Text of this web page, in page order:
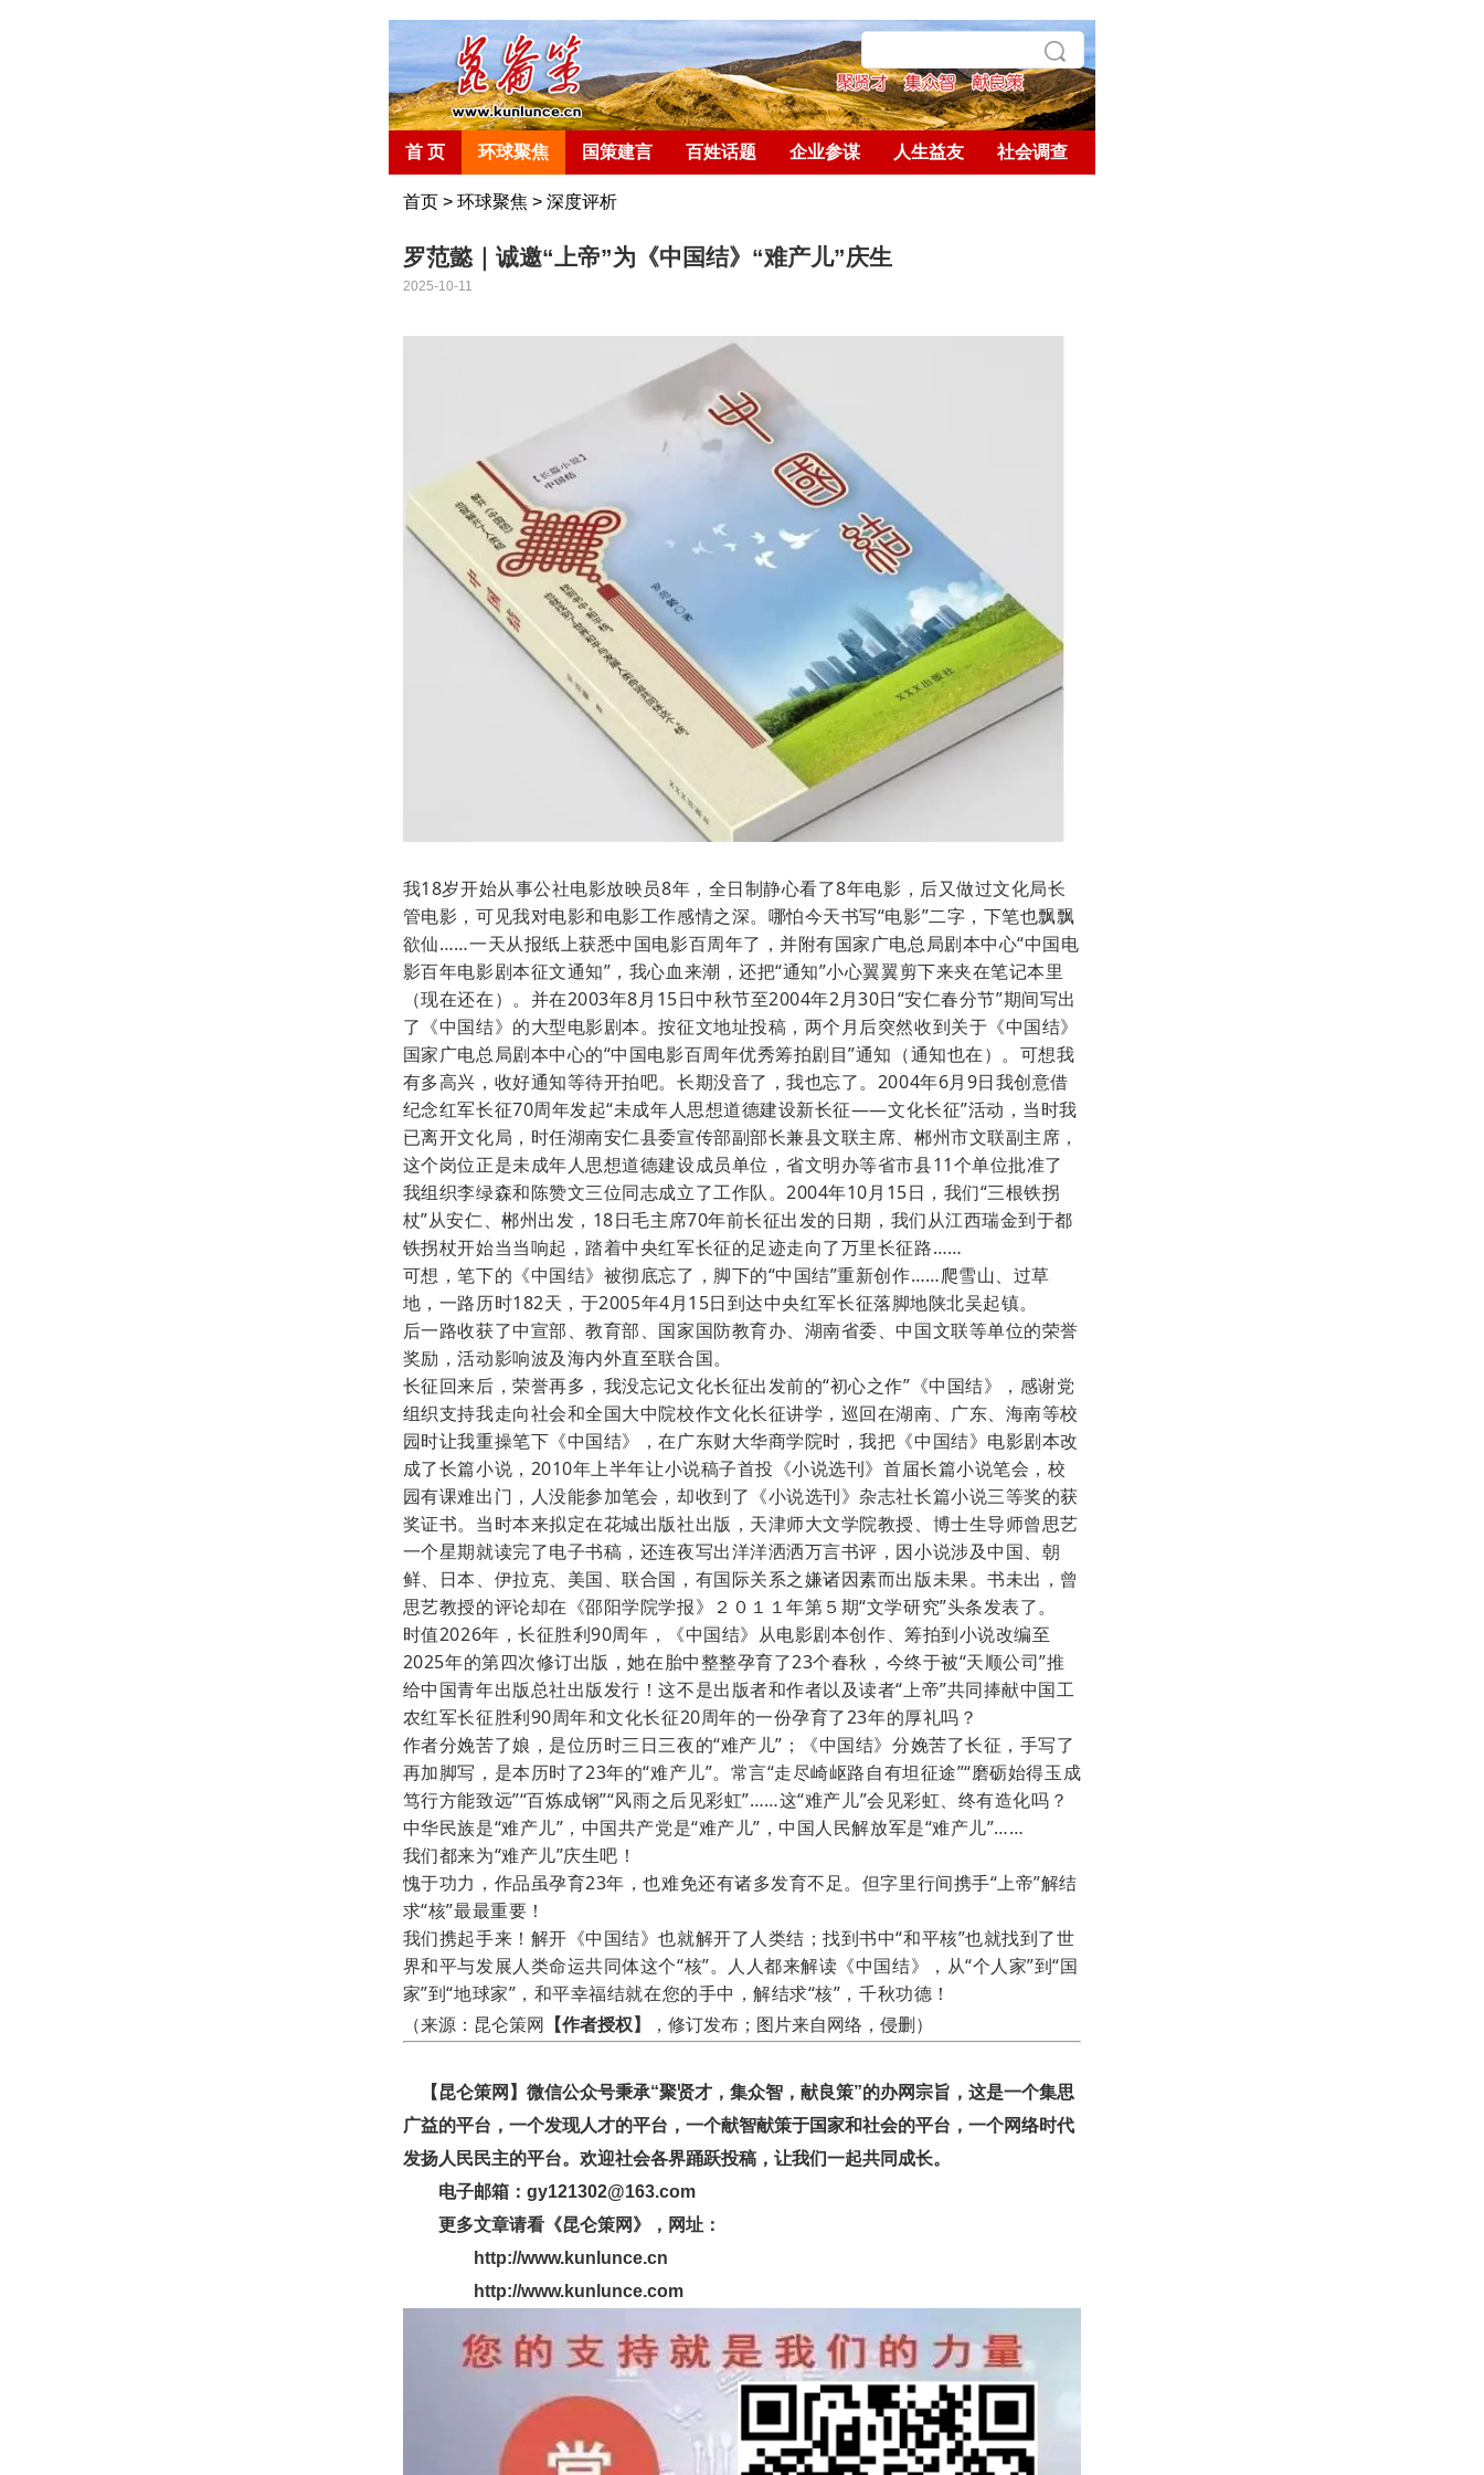
首 页 环球聚焦 国策建言 百姓话题 企业参谋 人生益友 社会调查
首页> 环球聚焦 > 深度评析
罗范懿｜诚邀“上帝”为《中国结》“难产儿”庆生
2025-10-11
我18岁开始从事公社电影放映员8年，全日制静心看了8年电影，后又做过文化局长
管电影，可见我对电影和电影工作感情之深。哪怕今天书写“电影”二字，下笔也飘飘
欲仙……一天从报纸上获悉中国电影百周年了，并附有国家广电总局剧本中心“中国电
影百年电影剧本征文通知”，我心血来潮，还把“通知”小心翼翼剪下来夹在笔记本里
（现在还在）。并在2003年8月15日中秋节至2004年2月30日“安仁春分节”期间写出
了《中国结》的大型电影剧本。按征文地址投稿，两个月后突然收到关于《中国结》
国家广电总局剧本中心的“中国电影百周年优秀筹拍剧目”通知（通知也在）。可想我
有多高兴，收好通知等待开拍吧。长期没音了，我也忘了。2004年6月9日我创意借
纪念红军长征70周年发起“未成年人思想道德建设新长征——文化长征”活动，当时我
已离开文化局，时任湖南安仁县委宣传部副部长兼县文联主席、郴州市文联副主席，
这个岗位正是未成年人思想道德建设成员单位，省文明办等省市县11个单位批准了
我组织李绿森和陈赞文三位同志成立了工作队。2004年10月15日，我们“三根铁拐
杖”从安仁、郴州出发，18日毛主席70年前长征出发的日期，我们从江西瑞金到于都
铁拐杖开始当当响起，踏着中央红军长征的足迹走向了万里长征路……
可想，笔下的《中国结》被彻底忘了，脚下的“中国结”重新创作……爬雪山、过草
地，一路历时182天，于2005年4月15日到达中央红军长征落脚地陕北吴起镇。
后一路收获了中宣部、教育部、国家国防教育办、湖南省委、中国文联等单位的荣誉
奖励，活动影响波及海内外直至联合国。
长征回来后，荣誉再多，我没忘记文化长征出发前的“初心之作”《中国结》，感谢党
组织支持我走向社会和全国大中院校作文化长征讲学，巡回在湖南、广东、海南等校
园时让我重操笔下《中国结》，在广东财大华商学院时，我把《中国结》电影剧本改
成了长篇小说，2010年上半年让小说稿子首投《小说选刊》首届长篇小说笔会，校
园有课难出门，人没能参加笔会，却收到了《小说选刊》杂志社长篇小说三等奖的获
奖证书。当时本来拟定在花城出版社出版，天津师大文学院教授、博士生导师曾思艺
一个星期就读完了电子书稿，还连夜写出洋洋洒洒万言书评，因小说涉及中国、朝
鲜、日本、伊拉克、美国、联合国，有国际关系之嫌诸因素而出版未果。书未出，曾
思艺教授的评论却在《邵阳学院学报》２０１１年第５期“文学研究”头条发表了。
时值2026年，长征胜利90周年，《中国结》从电影剧本创作、筹拍到小说改编至
2025年的第四次修订出版，她在胎中整整孕育了23个春秋，今终于被“天顺公司”推
给中国青年出版总社出版发行！这不是出版者和作者以及读者“上帝”共同捧献中国工
农红军长征胜利90周年和文化长征20周年的一份孕育了23年的厚礼吗？
作者分娩苦了娘，是位历时三日三夜的“难产儿”；《中国结》分娩苦了长征，手写了
再加脚写，是本历时了23年的“难产儿”。常言“走尽崎岖路自有坦征途”“磨砺始得玉成
笃行方能致远”“百炼成钢”“风雨之后见彩虹”……这“难产儿”会见彩虹、终有造化吗？
中华民族是“难产儿”，中国共产党是“难产儿”，中国人民解放军是“难产儿”……
我们都来为“难产儿”庆生吧！
愧于功力，作品虽孕育23年，也难免还有诸多发育不足。但字里行间携手“上帝”解结
求“核”最最重要！
我们携起手来！解开《中国结》也就解开了人类结；找到书中“和平核”也就找到了世
界和平与发展人类命运共同体这个“核”。人人都来解读《中国结》，从“个人家”到“国
家”到“地球家”，和平幸福结就在您的手中，解结求“核”，千秋功德！
（来源： 昆仑策网 【作者授权】 ，修订发布； 图片来自网络，侵删）
【昆仑策网】微信公众号秉承“聚贤才，集众智，献良策”的办网宗旨，这是一个集思
广益的平台，一个发现人才的平台，一个献智献策于国家和社会的平台，一个网络时代
发扬人民民主的平台。欢迎社会各界踊跃投稿，让我们一起共同成长。
电子邮箱：gy121302@163.com
更多文章请看《昆仑策网》，网址：
http://www.kunlunce.cn
http://www.kunlunce.com